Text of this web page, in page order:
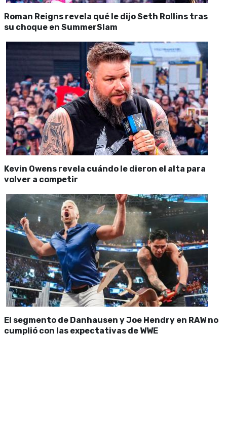
Roman Reigns revela qué le dijo Seth Rollins tras
su choque en SummerSlam
Kevin Owens revela cuándo le dieron el alta para
volver a competir
El segmento de Danhausen y Joe Hendry en RAW no
cumplió con las expectativas de WWE